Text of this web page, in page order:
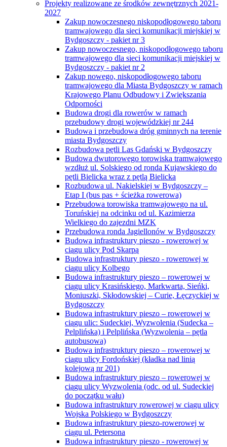
Projekty realizowane ze środków zewnętrznych 2021-
2027
Zakup nowoczesnego niskopodłogowego taboru
tramwajowego dla sieci komunikacji miejskiej w
Bydgoszczy - pakiet nr 3
Zakup nowoczesnego, niskopodłogowego taboru
tramwajowego dla sieci komunikacji miejskiej w
Bydgoszczy - pakiet nr 2
Zakup nowego, niskopodłogowego taboru
tramwajowego dla Miasta Bydgoszczy w ramach
Krajowego Planu Odbudowy i Zwiększania
Odporności
Budowa drogi dla rowerów w ramach
przebudowy drogi wojewódzkiej nr 244
Budowa i przebudowa dróg gminnych na terenie
miasta Bydgoszczy
Rozbudowa pętli Las Gdański w Bydgoszczy
Budowa dwutorowego torowiska tramwajowego
wzdłuż ul. Solskiego od ronda Kujawskiego do
pętli Bielicka wraz z pętlą Bielicka
Rozbudowa ul. Nakielskiej w Bydgoszczy –
Etap I (bus pas + ścieżka rowerowa)
Przebudowa torowiska tramwajowego na ul.
Toruńskiej na odcinku od ul. Kazimierza
Wielkiego do zajezdni MZK
Przebudowa ronda Jagiellonów w Bydgoszczy
Budowa infrastruktury pieszo - rowerowej w
ciągu ulicy Pod Skarpą
Budowa infrastruktury pieszo - rowerowej w
ciągu ulicy Kolbego
Budowa infrastruktury pieszo – rowerowej w
ciągu ulicy Krasińskiego, Markwarta, Sieńki,
Moniuszki, Skłodowskiej – Curie, Łęczyckiej w
Bydgoszczy
Budowa infrastruktury pieszo – rowerowej w
ciągu ulic: Sudeckiej, Wyzwolenia (Sudecka –
Pelplińska) i Pelplińska (Wyzwolenia – pętla
autobusowa)
Budowa infrastruktury pieszo – rowerowej w
ciągu ulicy Fordońskiej (kładka nad linią
kolejową nr 201)
Budowa infrastruktury pieszo – rowerowej w
ciągu ulicy Wyzwolenia (odc. od ul. Sudeckiej
do początku wału)
Budowa infrastruktury rowerowej w ciągu ulicy
Wojska Polskiego w Bydgoszczy
Budowa infrastruktury pieszo-rowerowej w
ciągu ul. Petersona
Budowa infrastruktury pieszo - rowerowej w